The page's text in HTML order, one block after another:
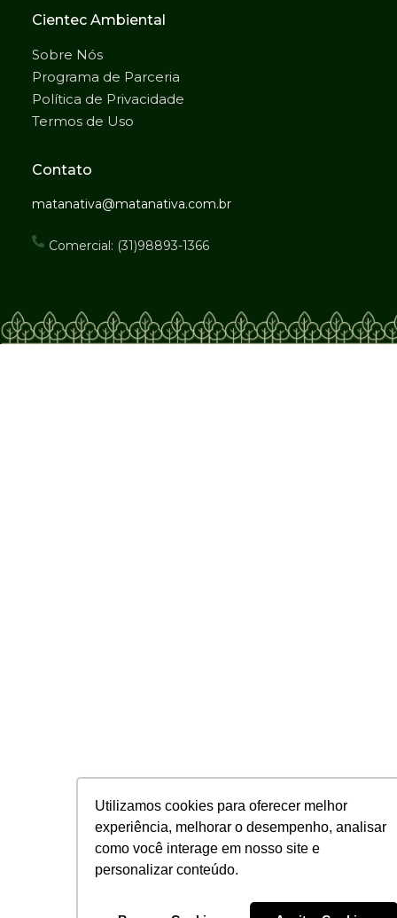
Utilizamos cookies para oferecer melhor
experiência, melhorar o desempenho, analisar
como você interage em nosso site e
personalizar conteúdo.
Cientec Ambiental
Sobre Nós
Programa de Parceria
Política de Privacidade
Termos de Uso
Contato
matanativa@matanativa.com.br
Comercial: (31)98893-1366